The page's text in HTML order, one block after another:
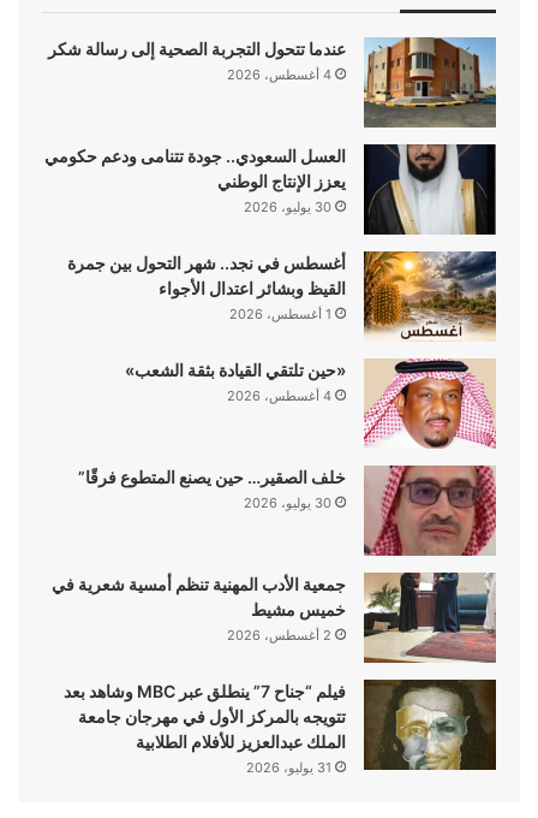
عندما تتحول التجربة الصحية إلى رسالة شكر
4 أغسطس، 2026
العسل السعودي.. جودة تتنامى ودعم حكومي
يعزز الإنتاج الوطني
30 يوليو، 2026
أغسطس في نجد.. شهر التحول بين جمرة
القيظ وبشائر اعتدال الأجواء
1 أغسطس، 2026
«حين تلتقي القيادة بثقة الشعب»
4 أغسطس، 2026
خلف الصقير… حين يصنع المتطوع فرقًا”
30 يوليو، 2026
جمعية الأدب المهنية تنظم أمسية شعرية في
خميس مشيط
2 أغسطس، 2026
فيلم “جناح 7” ينطلق عبر MBC وشاهد بعد
تتويجه بالمركز الأول في مهرجان جامعة
الملك عبدالعزيز للأفلام الطلابية
31 يوليو، 2026